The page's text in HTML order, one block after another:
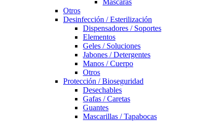
Máscaras
Otros
Desinfección / Esterilización
Dispensadores / Soportes
Elementos
Geles / Soluciones
Jabones / Detergentes
Manos / Cuerpo
Otros
Protección / Bioseguridad
Desechables
Gafas / Caretas
Guantes
Mascarillas / Tapabocas